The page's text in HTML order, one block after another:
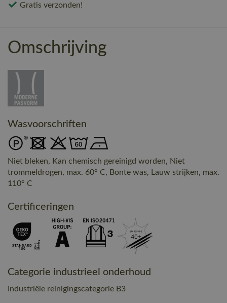
Gratis verzonden!
Omschrijving
Wasvoorschriften
Niet bleken, Kan chemisch gereinigd worden, Niet
trommeldrogen, max. 60° C, Bonte was, Lauw strijken, max.
110° C
Certificeringen
Categorie industrieel onderhoud
Industriële reinigingscategorie B3